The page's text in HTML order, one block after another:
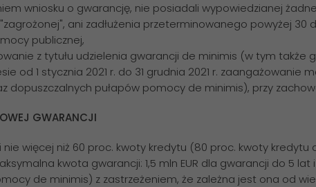
wniosku o gwarancję, nie posiadali wypowiedzianej
ani zadłużenia przeterminowanego powyżej 30
publicznej,
z tytułu udzielenia gwarancji de minimis (w tym także
od 1 stycznia 2021 r. do 31 grudnia 2021 r. zaangażowanie
dopuszczalnych pułapów pomocy de minimis), przy
GWARANCJI
więcej niż 60 proc. kwoty kredytu (80 proc. kwoty kredytu
kwota gwarancji: 1,5 mln EUR dla gwarancji do 5
de minimis) z zastrzeżeniem, że zależna jest ona od